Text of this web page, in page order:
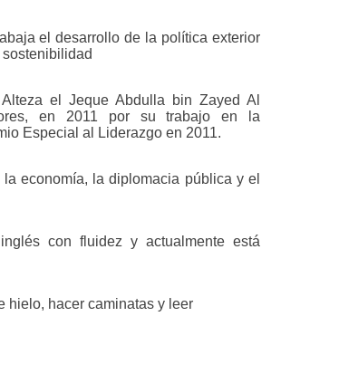
el desarrollo de la política exterior
el Jeque Abdulla bin Zayed Al
en 2011 por su trabajo en la
Especial al Liderazgo en 2011.
economía, la diplomacia pública y el
con fluidez y actualmente está
hielo, hacer caminatas y leer